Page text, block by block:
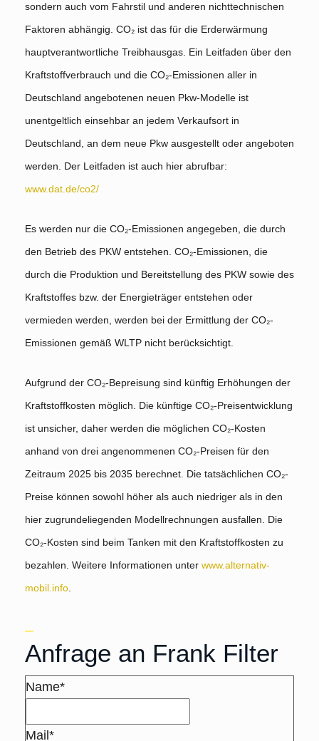
sondern auch vom Fahrstil und anderen nichttechnischen
Faktoren abhängig. CO₂ ist das für die Erderwärmung
hauptverantwortliche Treibhausgas. Ein Leitfaden über den
Kraftstoffverbrauch und die CO₂-Emissionen aller in
Deutschland angebotenen neuen Pkw-Modelle ist
unentgeltlich einsehbar an jedem Verkaufsort in
Deutschland, an dem neue Pkw ausgestellt oder angeboten
werden. Der Leitfaden ist auch hier abrufbar:
www.dat.de/co2/
Es werden nur die CO₂-Emissionen angegeben, die durch
den Betrieb des PKW entstehen. CO₂-Emissionen, die
durch die Produktion und Bereitstellung des PKW sowie des
Kraftstoffes bzw. der Energieträger entstehen oder
vermieden werden, werden bei der Ermittlung der CO₂-
Emissionen gemäß WLTP nicht berücksichtigt.
Aufgrund der CO₂-Bepreisung sind künftig Erhöhungen der
Kraftstoffkosten möglich. Die künftige CO₂-Preisentwicklung
ist unsicher, daher werden die möglichen CO₂-Kosten
anhand von drei angenommenen CO₂-Preisen für den
Zeitraum 2025 bis 2035 berechnet. Die tatsächlichen CO₂-
Preise können sowohl höher als auch niedriger als in den
hier zugrundeliegenden Modellrechnungen ausfallen. Die
CO₂-Kosten sind beim Tanken mit den Kraftstoffkosten zu
bezahlen. Weitere Informationen unter www.alternativ-
mobil.info.
Anfrage an Frank Filter
Name*
Mail*